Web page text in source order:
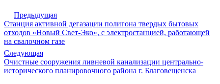
Предыдущая
Станция активной дегазации полигона твердых бытовых
отходов «Новый Свет-Эко», с электростанцией, работающей
на свалочном газе
Следующая
Очистные сооружения ливневой канализации центрально-
исторического планировочного района г. Благовещенска